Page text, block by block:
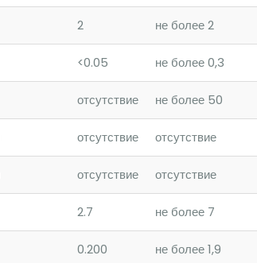
2 не более 2
<0.05 не более 0,3
отсутствие не более 50
отсутствие отсутствие
отсутствие отсутствие
2.7 не более 7
0.200 не более 1,9